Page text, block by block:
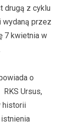
drugą z cyklu
wydaną przez
7 kwietnia w
o
Ursus,
historii